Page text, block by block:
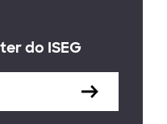
do ISEG